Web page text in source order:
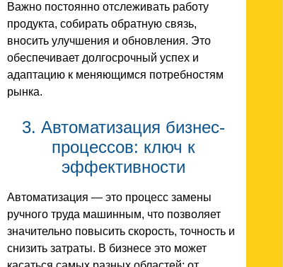
Важно постоянно отслеживать работу
продукта, собирать обратную связь,
вносить улучшения и обновления. Это
обеспечивает долгосрочный успех и
адаптацию к меняющимся потребностям
рынка.
3. Автоматизация бизнес-
процессов: ключ к
эффективности
Автоматизация — это процесс замены
ручного труда машинным, что позволяет
значительно повысить скорость, точность и
снизить затраты. В бизнесе это может